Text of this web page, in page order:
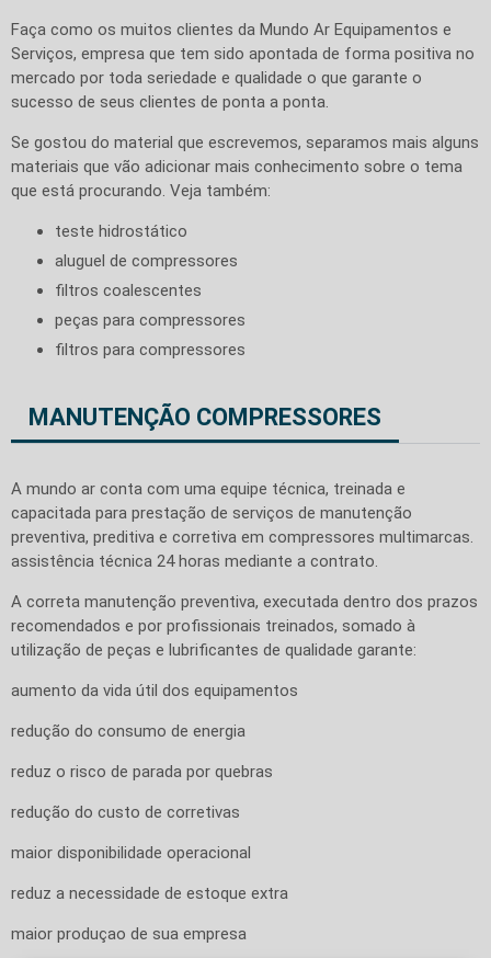
Faça como os muitos clientes da Mundo Ar Equipamentos e
Serviços, empresa que tem sido apontada de forma positiva no
mercado por toda seriedade e qualidade o que garante o
sucesso de seus clientes de ponta a ponta.
Se gostou do material que escrevemos, separamos mais alguns
materiais que vão adicionar mais conhecimento sobre o tema
que está procurando. Veja também:
teste hidrostático
aluguel de compressores
filtros coalescentes
peças para compressores
filtros para compressores
MANUTENÇÃO COMPRESSORES
A mundo ar conta com uma equipe técnica, treinada e
capacitada para prestação de serviços de manutenção
preventiva, preditiva e corretiva em compressores multimarcas.
assistência técnica 24 horas mediante a contrato.
A correta manutenção preventiva, executada dentro dos prazos
recomendados e por profissionais treinados, somado à
utilização de peças e lubrificantes de qualidade garante:
aumento da vida útil dos equipamentos
redução do consumo de energia
reduz o risco de parada por quebras
redução do custo de corretivas
maior disponibilidade operacional
reduz a necessidade de estoque extra
maior produçao de sua empresa